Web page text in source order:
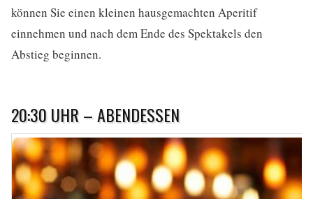
können Sie einen kleinen hausgemachten Aperitif
einnehmen und nach dem Ende des Spektakels den
Abstieg beginnen.
20:30 UHR – ABENDESSEN